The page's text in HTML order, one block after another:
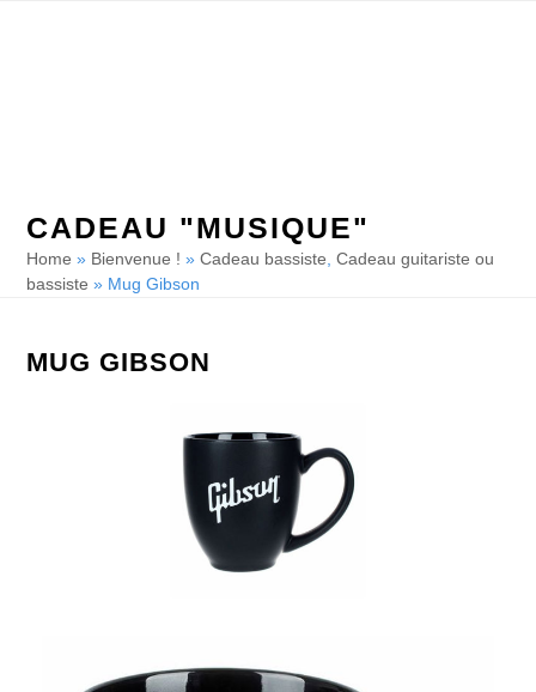
CADEAU "MUSIQUE"
Home » Bienvenue ! »Cadeau bassiste,Cadeau guitariste ou
bassiste » Mug Gibson
MUG GIBSON